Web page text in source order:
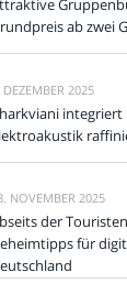
ab zwei
DEZEMBER 2025
integriert
NOVEMBER 2025
der
für